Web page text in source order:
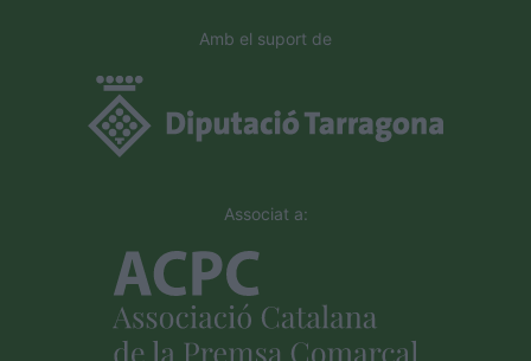
Amb el suport de
Associat a: